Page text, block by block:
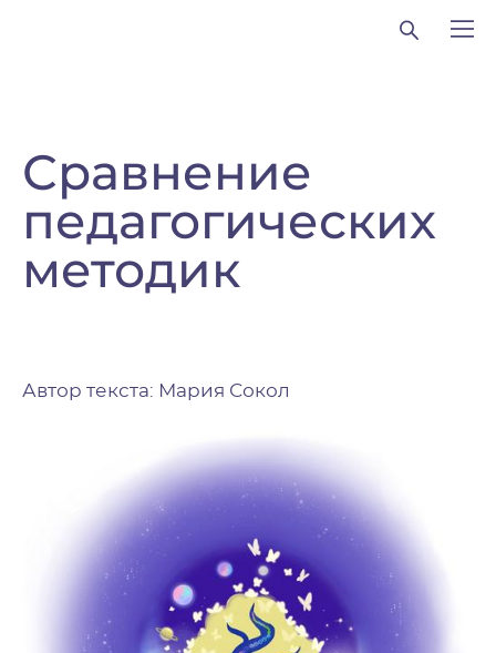
Сравнение
педагогических
методик
Автор текста: Мария Сокол